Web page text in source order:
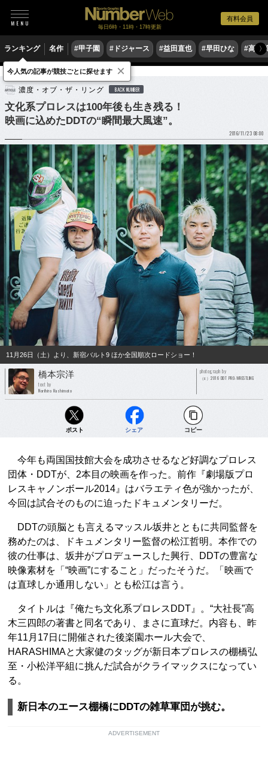
有料会員
毎日6時・11時・17時更新
ランキング 名作 #甲子園 #ドジャース #益田直也 #早田ひな #高木
〉
格闘技 プロレス
濃度・オブ・ザ・リング BACK NUMBER
文化系プロレスは100年後も生き残る！
映画に込めたDDTの“瞬間最大風速”。
2016/11/23 08:00
11月26日（土）より、新宿バルト9 ほか全国順次ロードショー！
橋本宗洋
text by
Norihiro Hashimoto
photograph by
（c）2016 DDT PRO-WRESTLING
ポスト シェア コピー
今年も両国国技館大会を成功させるなど好調なプロレス
団体・DDTが、2本目の映画を作った。前作『劇場版プロ
レスキャノンボール2014』はバラエティ色が強かったが、
今回は試合そのものに迫ったドキュメンタリーだ。
DDTの頭脳とも言えるマッスル坂井とともに共同監督を
務めたのは、ドキュメンタリー監督の松江哲明。本作での
彼の仕事は、坂井がプロデュースした興行、DDTの豊富な
映像素材を「“映画”にすること」だったそうだ。「映画で
は直球しか通用しない」とも松江は言う。
タイトルは『俺たち文化系プロレスDDT』。“大社長”高
木三四郎の著書と同名であり、まさに直球だ。内容も、昨
年11月17日に開催された後楽園ホール大会で、
HARASHIMAと大家健のタッグが新日本プロレスの棚橋弘
至・小松洋平組に挑んだ試合がクライマックスになってい
る。
新日本のエース棚橋にDDTの雑草軍団が挑む。
ADVERTISEMENT
今人気の記事が競技ごとに探せます ×